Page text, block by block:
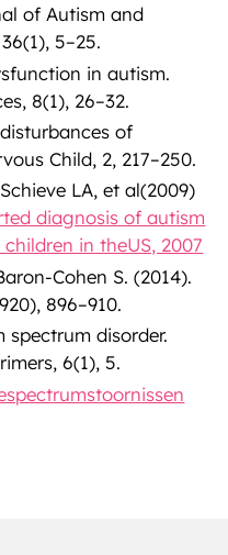
of Autism and
5–25.
in autism.
8(1), 26–32.
of
Child, 2, 217–250.
LA, et al(2009)
diagnosis of autism
in theUS, 2007
Cohen S. (2014).
896–910.
spectrum disorder.
6(1), 5.